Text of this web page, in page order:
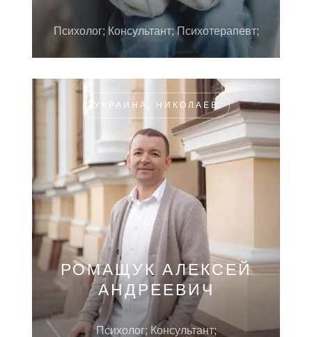
Психолог; Консультант; Психотерапевт;
УКРАИНА, НИКОЛАЕВ
РОМАЩУК АЛЕКСЕЙ
АНДРЕЕВИЧ
Психолог; Консультант;